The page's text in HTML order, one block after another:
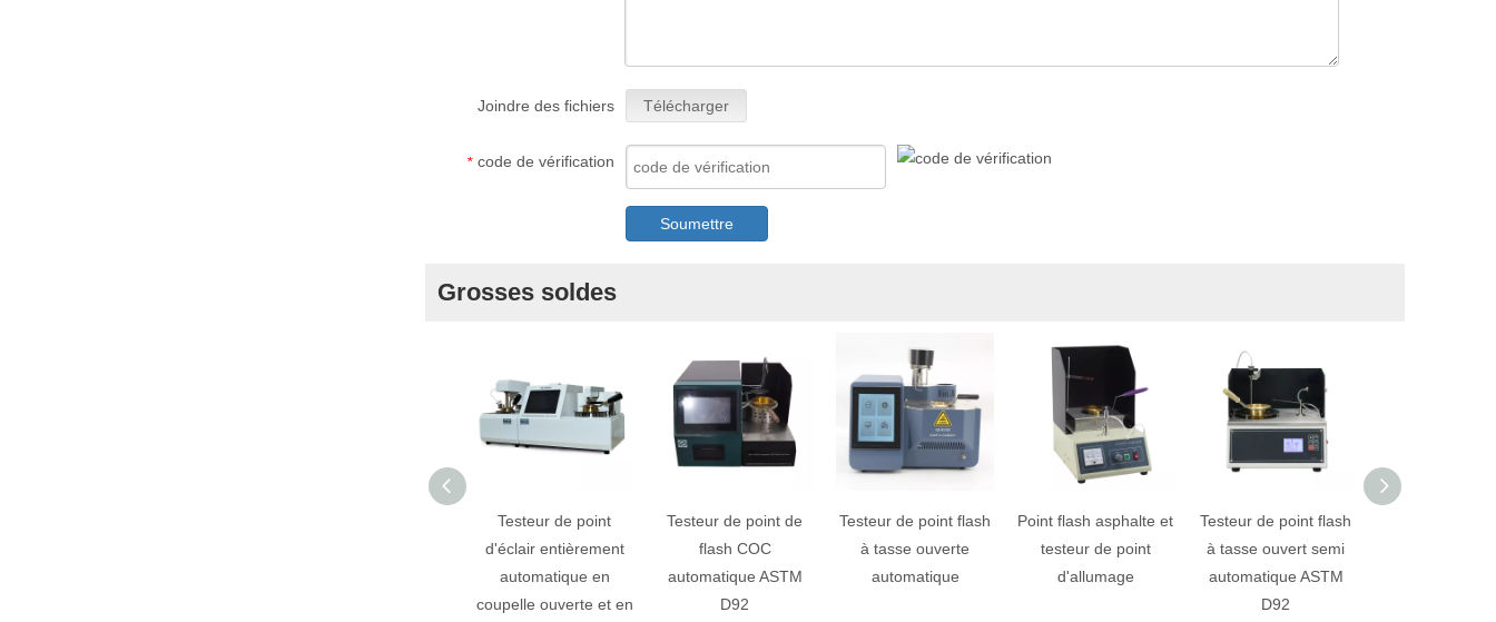
Joindre des fichiers Télécharger
* code de vérification
Soumettre
Grosses soldes
Testeur de point
d'éclair entièrement
automatique en
coupelle ouverte et en
Testeur de point de
flash COC
automatique ASTM
D92
Testeur de point flash
à tasse ouverte
automatique
Point flash asphalte et
testeur de point
d'allumage
Testeur de point flash
à tasse ouvert semi
automatique ASTM
D92